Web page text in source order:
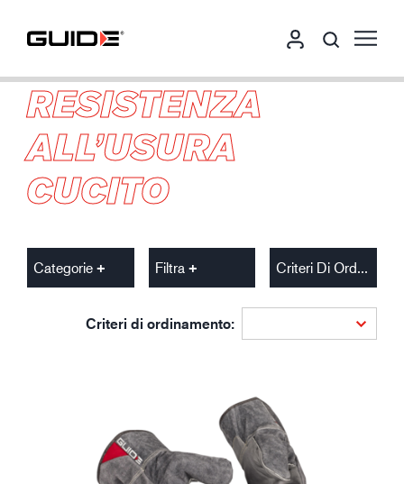
RESISTENZA
ALL’USURA
CUCITO
Categorie Filtra Criteri Di Ordinamento
Criteri di ordinamento: